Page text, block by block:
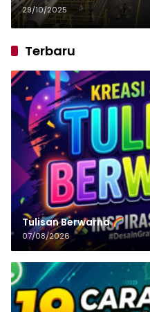
29/10/2025
Terbaru
Tulisan‌‌‌‌‌‌‌‌‌‌‌‌‌‌‌‌ Berwarna
07/08/2026